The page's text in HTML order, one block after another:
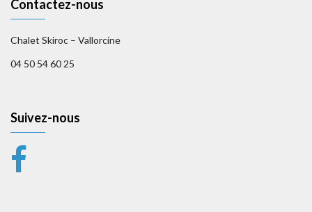
Contactez-nous
Chalet Skiroc – Vallorcine
04 50 54 60 25
Suivez-nous